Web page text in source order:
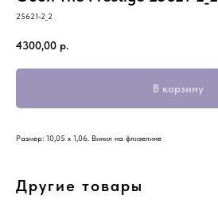
25621-2_2
4300,00 р.
В корзину
Размер: 10,05 х 1,06. Винил на флизелине
Другие товары